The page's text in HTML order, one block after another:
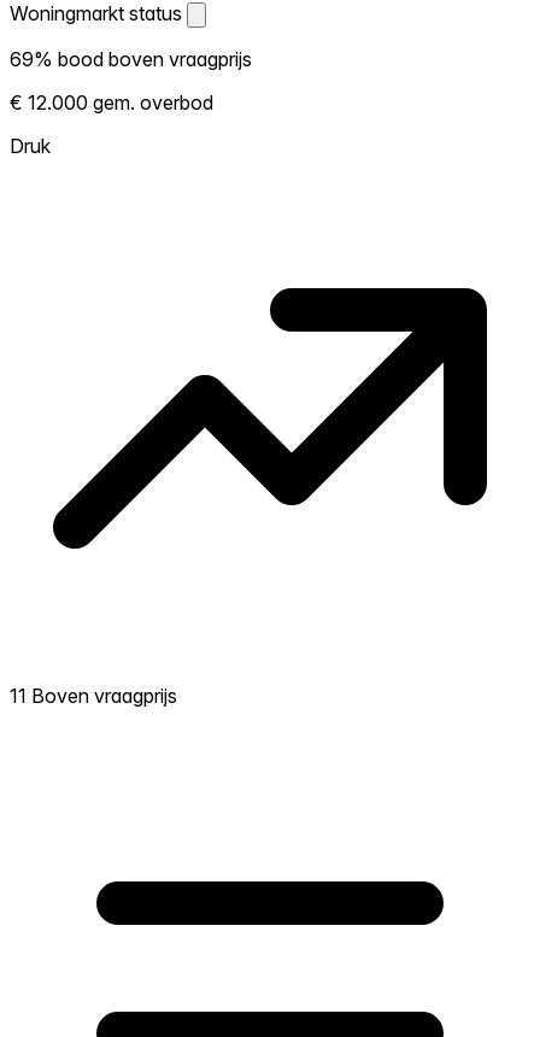
Woningmarkt status
Woningmarkt status
Laat zien hoe competitief de markt hier is.
Hoe meer woningen boven vraagprijs
verkopen, hoe heter. Heet? Verwacht
69% bood boven vraagprijs
€ 12.000 gem. overbod
Druk
11 Boven vraagprijs